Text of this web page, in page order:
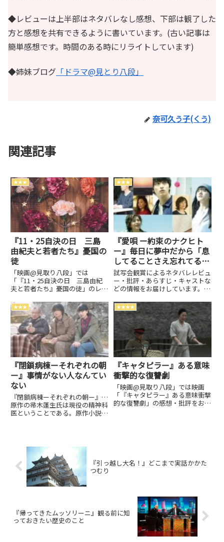
◆レビューは上半部はネタバレなし感想、下部は観了した
方と感想を共有できるように書いています。(古い記事は
簡単感想です。時間のある時にリライトしています)
◆姉妹ブログ 「ドラマ@見とり八段」
奈可久う子(くう)
関連記事
★★★
『11・25自決の日 三島
由紀夫と若者たち』憂国の
徒
「映画@見取り八段」では
「『11・25自決の日 三島由紀
夫と若者たち』憂国の徒」のレビ
などの情報をお届けしています。
劇場上映中作品のネタバレ感想は
別枠で表記。
★★★
『愛唄 ー約束のナクヒト
ー』毎日に夢中だから「息
してることさえ忘れてるん
だ」
試写会観賞によるネタバレレビュ
ー・批評・あらすじ・キャストな
どの情報をお届けしています。ネ
年・日本映画・監督: 川村泰
祐 キャスト: 横浜流星、清原
果耶、飯島寛騎、成海璃子…
GReeeeNの映画プロジェクト
「キセキ」に続く第二弾…
★★★
『閉鎖病棟ーそれぞれの朝
ー』事情がない人なんてい
ない
『閉鎖病棟ーそれぞれの朝ー』…
原作の帚木蓬生氏は現役の精神科
医ということである。原作小説は
小松菜奈…
★★★★
『キャタピラー』ある意味
衝撃的な復讐劇
「映画@見取り八段」では映画
「『キャタピラー』ある意味衝撃
的な復讐劇」の感想・批評をお届
『引っ越し大名！』どこまで実話かかた
つむり
『帰ってきたムッソリーニ』観る前に知
っておきたい歴史のこと